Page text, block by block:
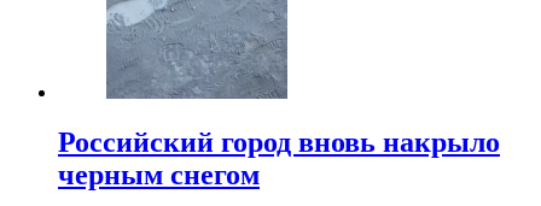
Российский город вновь накрыло
черным снегом